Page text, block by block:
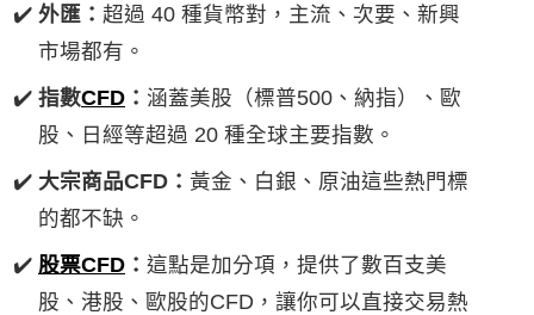
外匯： 超過 40 種貨幣對，主流、次要、新興
市場都有。
指數CFD ： 涵蓋美股（標普500、納指）、歐
股、日經等超過 20 種全球主要指數。
大宗商品CFD： 黃金、白銀、原油這些熱門標
的都不缺。
股票CFD ： 這點是加分項，提供了數百支美
股、港股、歐股的CFD，讓你可以直接交易熱